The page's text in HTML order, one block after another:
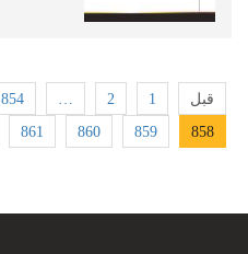
قبل 1
2
…
854
858
859
860
861